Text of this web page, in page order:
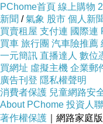
添加醬油膏、白醬、
夠吸引人啊！
PChome首頁 線上購物
新聞 /氣象 股市 個人新
買賣租屋 支付連 國際連
買車 旅行團 汽車險推薦
一元簡訊 直播達人 數位
買網址 虛擬主機 企業郵
廣告刊登 隱私權聲明
消費者保護 兒童網路安
About PChome 投資人
著作權保護 ｜網路家庭